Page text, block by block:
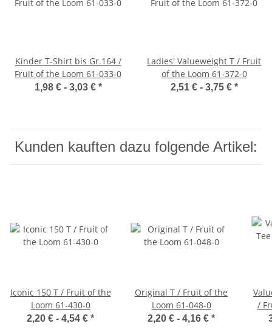
Kinder T-Shirt bis Gr.164 /
Fruit of the Loom 61-033-0
1,98 € - 3,03 € *
Ladies' Valueweight T / Fruit
of the Loom 61-372-0
2,51 € - 3,75 € *
Kunden kauften dazu folgende Artikel:
Iconic 150 T / Fruit of the
Loom 61-430-0
2,20 € - 4,54 € *
Original T / Fruit of the
Loom 61-048-0
2,20 € - 4,16 € *
/